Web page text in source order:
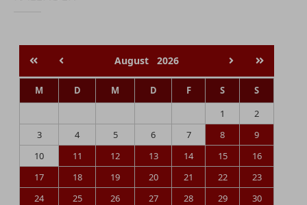
August 2026
M D M D F S
S
1
2
3
4 5 6 7 8
9
10
11 12 13 14 15
16
17
18 19 20 21 22
23
24
25 26 27 28 29
30